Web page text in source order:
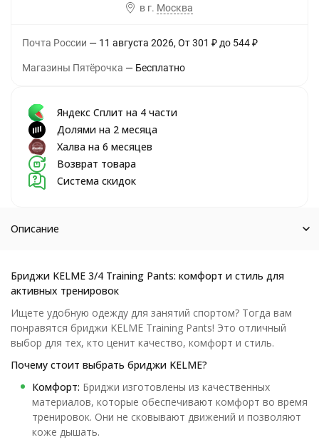
в г. Москва
Почта России 11 августа 2026 От 301 ₽до 544₽
Магазины Пятёрочка Бесплатно
Яндекс Сплит на 4 части
Долями на 2 месяца
Халва на 6 месяцев
Возврат товара
Система скидок
Описание
Бриджи KELME 3/4 Training Pants: комфорт и стиль для
активных тренировок
Ищете удобную одежду для занятий спортом? Тогда вам
понравятся бриджи KELME Training Pants! Это отличный
выбор для тех, кто ценит качество, комфорт и стиль.
Почему стоит выбрать бриджи KELME?
Комфорт: Бриджи изготовлены из качественных
материалов, которые обеспечивают комфорт во время
тренировок. Они не сковывают движений и позволяют
коже дышать.